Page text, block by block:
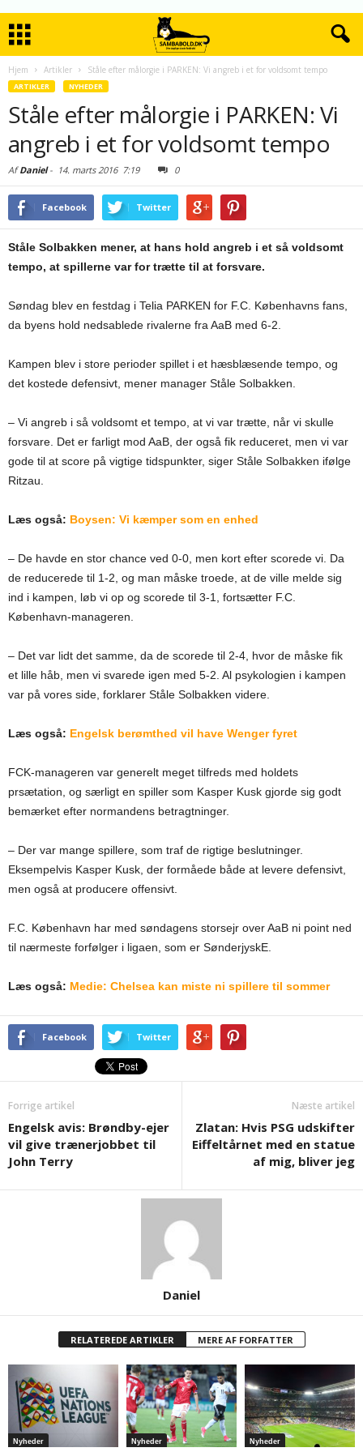
Hjem Artikler Ståle efter målorgie i PARKEN: Vi angreb i et for voldsomt tempo
ARTIKLER NYHEDER
Ståle efter målorgie i PARKEN: Vi
angreb i et for voldsomt tempo
AfDaniel- 14. marts 20167:19 0
Facebook Twitter
Ståle Solbakken mener, at hans hold angreb i et så voldsomt
tempo, at spillerne var for trætte til at forsvare.
Søndag blev en festdag i Telia PARKEN for F.C. Københavns fans,
da byens hold nedsablede rivalerne fra AaB med 6-2.
Kampen blev i store perioder spillet i et hæsblæsende tempo, og
det kostede defensivt, mener manager Ståle Solbakken.
– Vi angreb i så voldsomt et tempo, at vi var trætte, når vi skulle
forsvare. Det er farligt mod AaB, der også fik reduceret, men vi var
gode til at score på vigtige tidspunkter, siger Ståle Solbakken ifølge
Ritzau.
Læs også: Boysen: Vi kæmper som en enhed
– De havde en stor chance ved 0-0, men kort efter scorede vi. Da
de reducerede til 1-2, og man måske troede, at de ville melde sig
ind i kampen, løb vi op og scorede til 3-1, fortsætter F.C.
København-manageren.
– Det var lidt det samme, da de scorede til 2-4, hvor de måske fik
et lille håb, men vi svarede igen med 5-2. Al psykologien i kampen
var på vores side, forklarer Ståle Solbakken videre.
Læs også: Engelsk berømthed vil have Wenger fyret
FCK-manageren var generelt meget tilfreds med holdets
prsætation, og særligt en spiller som Kasper Kusk gjorde sig godt
bemærket efter normandens betragtninger.
– Der var mange spillere, som traf de rigtige beslutninger.
Eksempelvis Kasper Kusk, der formåede både at levere defensivt,
men også at producere offensivt.
F.C. København har med søndagens storsejr over AaB ni point ned
til nærmeste forfølger i ligaen, som er SønderjyskE.
Læs også: Medie: Chelsea kan miste ni spillere til sommer
Facebook Twitter
Forrige artikel
Engelsk avis: Brøndby-ejer
vil give trænerjobbet til
John Terry
Næste artikel
Zlatan: Hvis PSG udskifter
Eiffeltårnet med en statue
af mig, bliver jeg
Daniel
RELATEREDE ARTIKLER MERE AF FORFATTER
Nyheder Nyheder Nyheder